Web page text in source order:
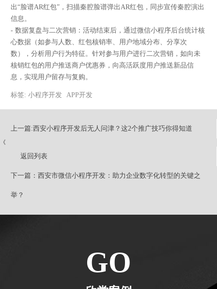
出“脸谱AR红包”，扫描秦腔脸谱弹出AR红包，同步宣传秦腔演出
信息。
- 数据复盘与二次营销：活动结束后，通过微信小程序后台统计核
心数据（如参与人数、红包核销率、用户地域分布、分享次
数），分析用户行为特征。针对参与用户进行二次营销，如向未
核销红包的用户推送商户优惠券，向高活跃度用户推送新品信
息，实现用户留存与复购。
标签: 小程序开发 APP开发
上一篇:西安小程序开发后无人问津？这2个推广技巧你得知道
《
返回列表
下一篇：西安市微信小程序开发：助力企业数字化转型的关键之
举？
GO